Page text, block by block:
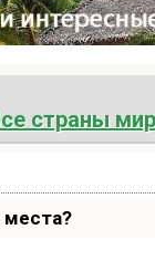
страны
места?